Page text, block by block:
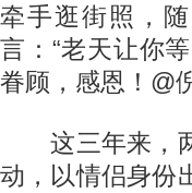
牵手逛街照，
言：“老天让你
眷顾，感恩！@
这三年来，两
动，以情侣身份